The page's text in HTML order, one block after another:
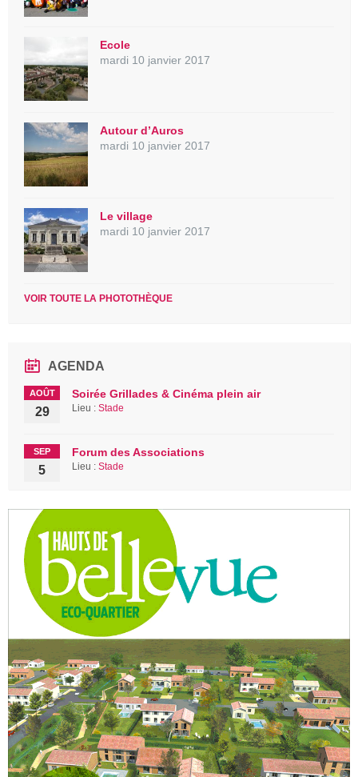
Ecole
mardi 10 janvier 2017
Autour d’Auros
mardi 10 janvier 2017
Le village
mardi 10 janvier 2017
VOIR TOUTE LA PHOTOTHÈQUE
AGENDA
AOÛT
29
Soirée Grillades & Cinéma plein air
Lieu : Stade
SEP
5
Forum des Associations
Lieu : Stade